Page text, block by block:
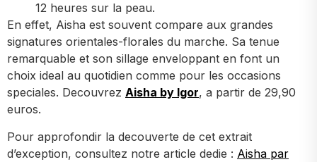
12 heures sur la peau.
En effet, Aisha est souvent compare aux grandes
signatures orientales-florales du marche. Sa tenue
remarquable et son sillage enveloppant en font un
choix ideal au quotidien comme pour les occasions
speciales. Decouvrez Aisha by Igor, a partir de 29,90
euros.
Pour approfondir la decouverte de cet extrait
d’exception, consultez notre article dedie : Aisha par